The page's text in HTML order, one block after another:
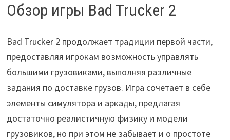
Обзор игры Bad Trucker 2
Bad Trucker 2 продолжает традиции первой части,
предоставляя игрокам возможность управлять
большими грузовиками, выполняя различные
задания по доставке грузов. Игра сочетает в себе
элементы симулятора и аркады, предлагая
достаточно реалистичную физику и модели
грузовиков, но при этом не забывает и о простоте